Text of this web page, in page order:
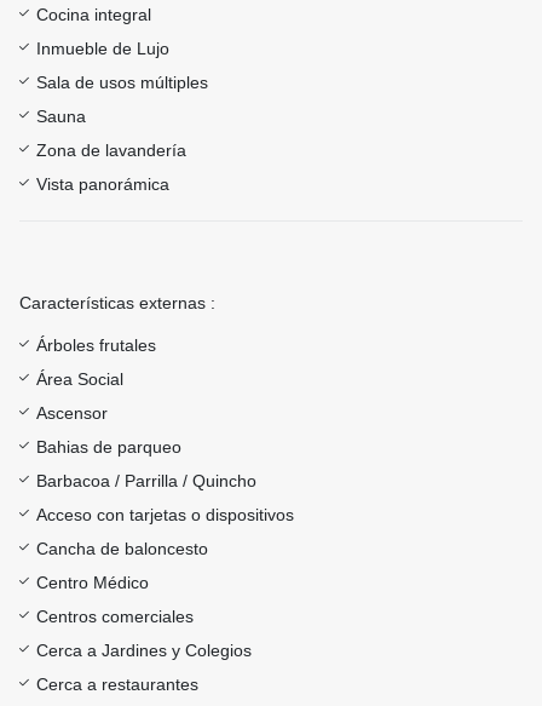
Cocina integral
Inmueble de Lujo
Sala de usos múltiples
Sauna
Zona de lavandería
Vista panorámica
Características externas :
Árboles frutales
Área Social
Ascensor
Bahias de parqueo
Barbacoa / Parrilla / Quincho
Acceso con tarjetas o dispositivos
Cancha de baloncesto
Centro Médico
Centros comerciales
Cerca a Jardines y Colegios
Cerca a restaurantes